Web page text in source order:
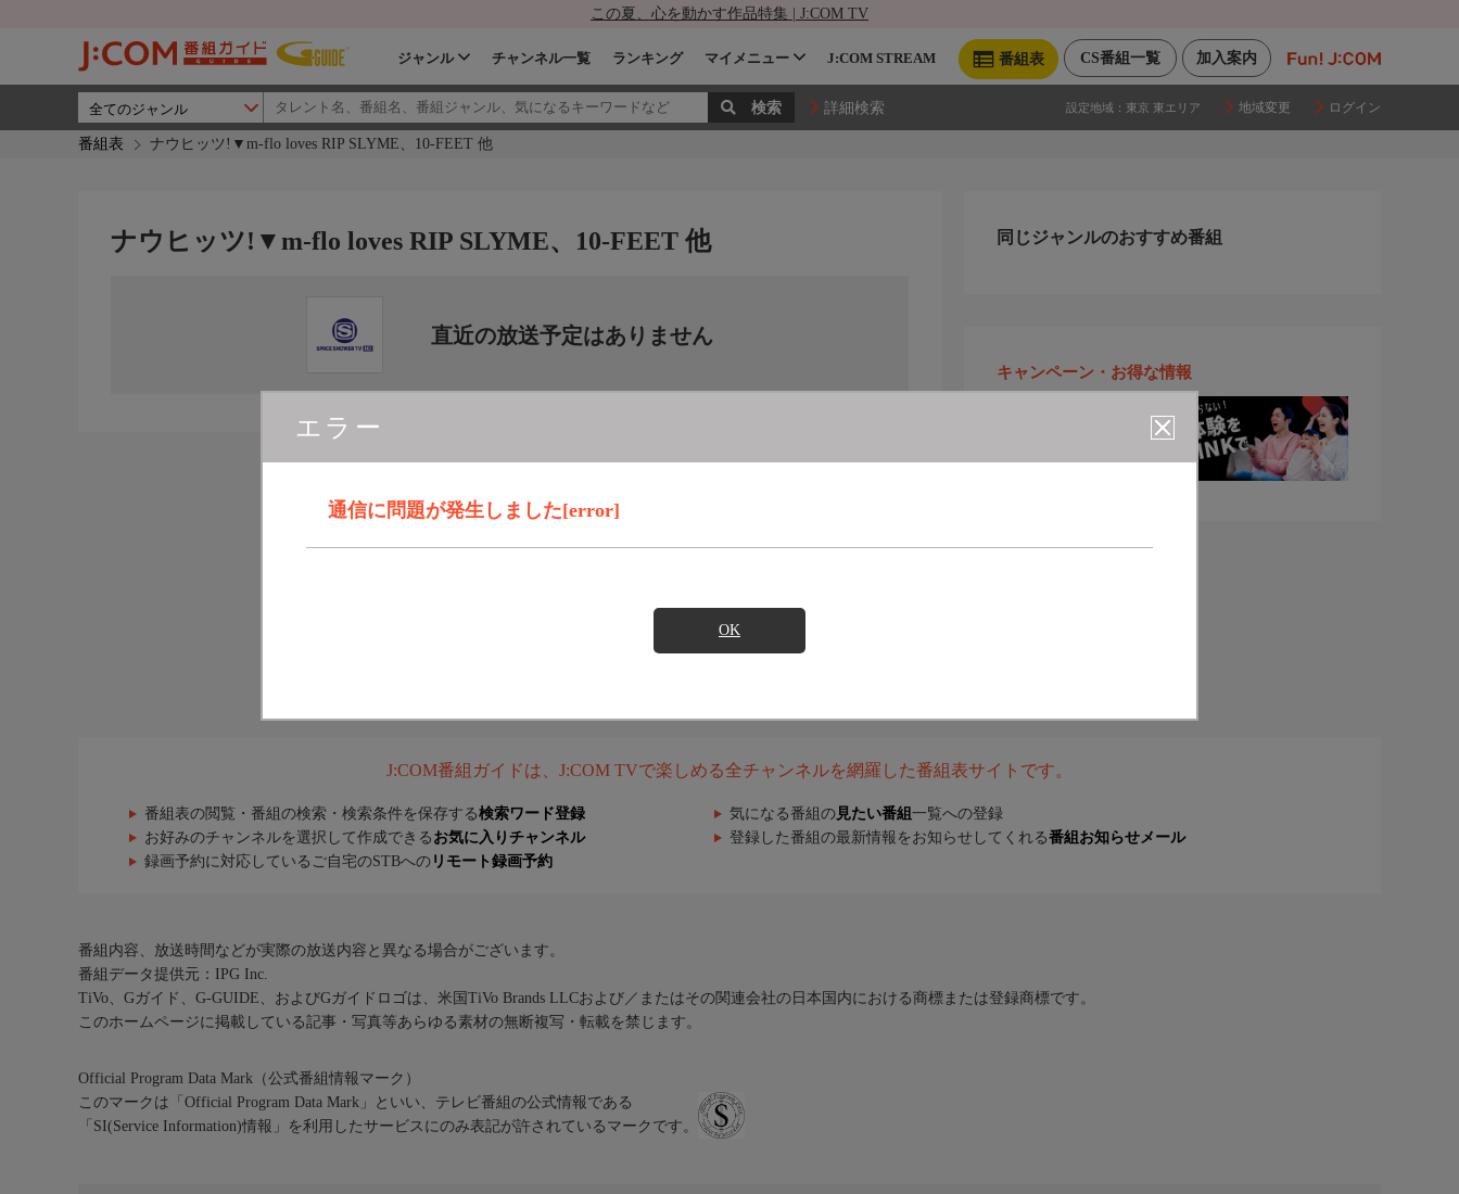
この夏、心を動かす作品特集 | J:COM TV
加入案内
CS番組一覧
番組表
ジャンル チャンネル一覧 ランキング マイメニュー J:COM STREAM
詳細検索 設定地域： 東京 東エリア 地域変更 ログイン
番組表 ナウヒッツ!▼m-flo loves RIP SLYME、10-FEET 他
エラー
通信に問題が発生しました[error]
OK
ナウヒッツ!▼m-flo loves RIP SLYME、10-FEET 他
直近の放送予定はありません
同じジャンルのおすすめ番組
キャンペーン・お得な情報
J:COM番組ガイドは、J:COM TVで楽しめる全チャンネルを網羅した番組表サイトです。
番組表の閲覧・番組の検索・検索条件を保存する検索ワード登録 気になる番組の 見たい番組 一覧への登録
お好みのチャンネルを選択して作成できる お気に入りチャンネル 登録した番組の最新情報をお知らせしてくれる番組お知らせメール
録画予約に対応しているご自宅のSTBへの リモート録画予約
番組内容、放送時間などが実際の放送内容と異なる場合がございます。
番組データ提供元：IPG Inc.
TiVo、Gガイド、G-GUIDE、およびGガイドロゴは、米国TiVo Brands LLCおよび／またはその関連会社の日本国内における商標または登録商標です。
このホームページに掲載している記事・写真等あらゆる素材の無断複写・転載を禁じます。
Official Program Data Mark（公式番組情報マーク）
このマークは「Official Program Data Mark」といい、テレビ番組の公式情報である
「SI(Service Information)情報」を利用したサービスにのみ表記が許されているマークです。